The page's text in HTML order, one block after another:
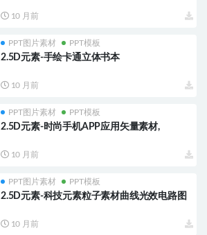
10 月前
PPT图片素材 PPT模板
2.5D元素-手绘卡通立体书本
10 月前
PPT图片素材 PPT模板
2.5D元素-时尚手机APP应用矢量素材,
10 月前
PPT图片素材 PPT模板
2.5D元素-科技元素粒子素材曲线光效电路图
10 月前